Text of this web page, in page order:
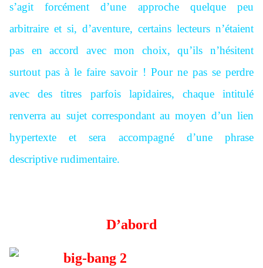
s’agit forcément d’une approche quelque peu
arbitraire et si, d’aventure, certains lecteurs n’étaient
pas en accord avec mon choix, qu’ils n’hésitent
surtout pas à le faire savoir ! Pour ne pas se perdre
avec des titres parfois lapidaires, chaque intitulé
renverra au sujet correspondant au moyen d’un lien
hypertexte et sera accompagné d’une phrase
descriptive rudimentaire.
D’abord